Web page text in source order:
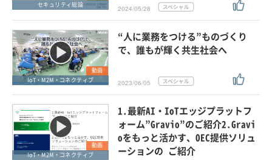
セキュリティ総論
2024/05/28
動画
IoT・M2M・コネクティブ
“人に業務をつける”ものづくり
で、誰もが輝く共生社会へ
2023/06/05
動画
IoT・M2M・コネクティブ
1.最新AI・IoTエッジプラットフ
ォーム”Gravio”のご紹介2.Gravi
oをもっと活かす、OEC提供ソリュ
ーションの ご紹介